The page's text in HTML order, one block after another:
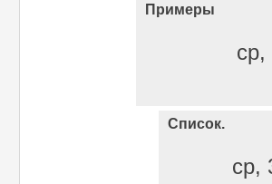
Примеры
Список.
ср,